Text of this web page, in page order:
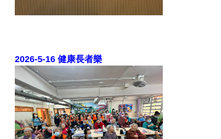
2026-5-16 健康長者樂